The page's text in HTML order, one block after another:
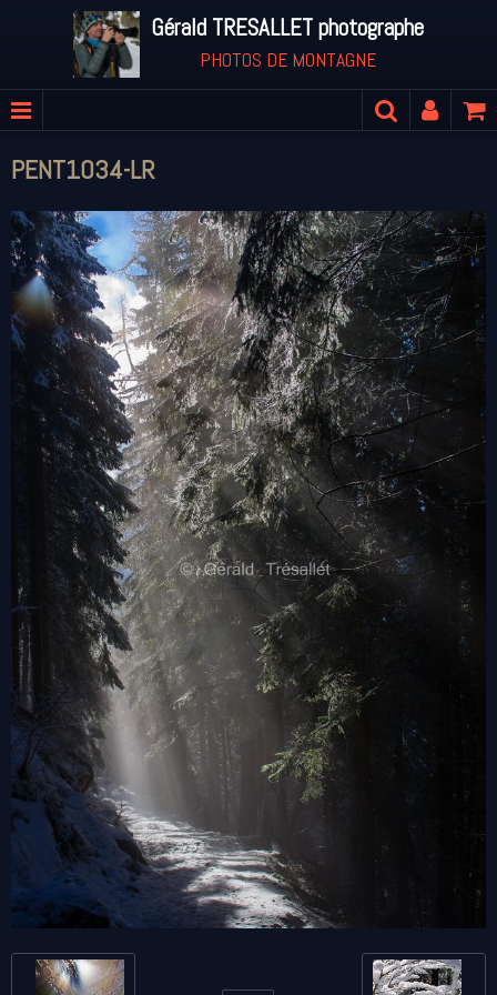
Gérald TRESALLET photographe
PHOTOS DE MONTAGNE
PENT1034-LR